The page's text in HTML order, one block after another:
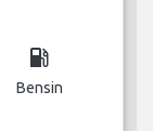
local_gas_station
Bensin